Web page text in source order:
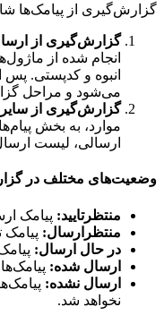
گزارش‌گیری از پیامک‌ها
گزارش‌گیری از
انجام شده از
انبوه و کدپستی. پس
می‌شود و مراحل
گزارش‌گیری از
موارد، به بخش
ارسالی، لیست
وضعیت‌های مختلف در
منتظرتایید: پیامک
منتظرارسال: پیامک
در حال ارسال:
ارسال شده:
ارسال نشده:
نخواهد شد.